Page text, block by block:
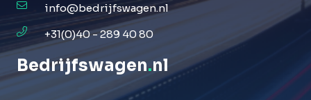
info@bedrijfswagen.nl
+31(0)40 - 289 40 80
Bedrijfswagen.nl